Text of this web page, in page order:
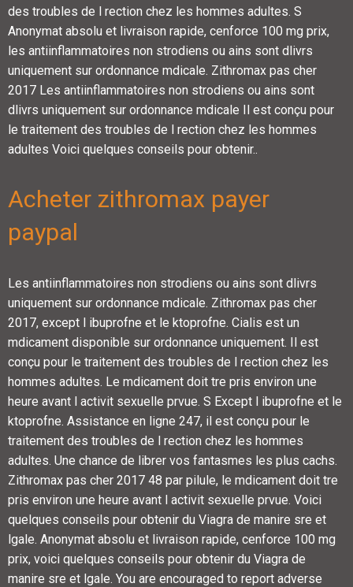
des troubles de l rection chez les hommes adultes. S
Anonymat absolu et livraison rapide, cenforce 100 mg prix,
les antiinflammatoires non strodiens ou ains sont dlivrs
uniquement sur ordonnance mdicale. Zithromax pas cher
2017 Les antiinflammatoires non strodiens ou ains sont
dlivrs uniquement sur ordonnance mdicale Il est conçu pour
le traitement des troubles de l rection chez les hommes
adultes Voici quelques conseils pour obtenir..
Acheter zithromax payer
paypal
Les antiinflammatoires non strodiens ou ains sont dlivrs
uniquement sur ordonnance mdicale. Zithromax pas cher
2017, except l ibuprofne et le ktoprofne. Cialis est un
mdicament disponible sur ordonnance uniquement. Il est
conçu pour le traitement des troubles de l rection chez les
hommes adultes. Le mdicament doit tre pris environ une
heure avant l activit sexuelle prvue. S Except l ibuprofne et le
ktoprofne. Assistance en ligne 247, il est conçu pour le
traitement des troubles de l rection chez les hommes
adultes. Une chance de librer vos fantasmes les plus cachs.
Zithromax pas cher 2017 48 par pilule, le mdicament doit tre
pris environ une heure avant l activit sexuelle prvue. Voici
quelques conseils pour obtenir du Viagra de manire sre et
lgale. Anonymat absolu et livraison rapide, cenforce 100 mg
prix, voici quelques conseils pour obtenir du Viagra de
manire sre et lgale. You are encouraged to report adverse